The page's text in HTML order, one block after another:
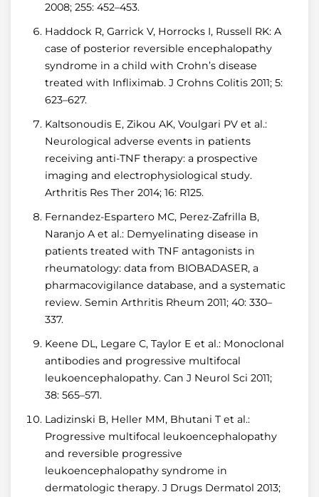
2008; 255: 452–453.
Haddock R, Garrick V, Horrocks I, Russell RK: A
case of posterior reversible encephalopathy
syndrome in a child with Crohn’s disease
treated with Infliximab. J Crohns Colitis 2011; 5:
623–627.
Kaltsonoudis E, Zikou AK, Voulgari PV et al.:
Neurological adverse events in patients
receiving anti-TNF therapy: a prospective
imaging and electrophysiological study.
Arthritis Res Ther 2014; 16: R125.
Fernandez-Espartero MC, Perez-Zafrilla B,
Naranjo A et al.: Demyelinating disease in
patients treated with TNF antagonists in
rheumatology: data from BIOBADASER, a
pharmacovigilance database, and a systematic
review. Semin Arthritis Rheum 2011; 40: 330–
337.
Keene DL, Legare C, Taylor E et al.: Monoclonal
antibodies and progressive multifocal
leukoencephalopathy. Can J Neurol Sci 2011;
38: 565–571.
Ladizinski B, Heller MM, Bhutani T et al.:
Progressive multifocal leukoencephalopathy
and reversible progressive
leukoencephalopathy syndrome in
dermatologic therapy. J Drugs Dermatol 2013;